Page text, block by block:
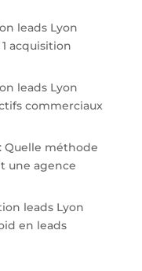
leads Lyon
acquisition
leads Lyon
commerciaux
Quelle méthode
une agence
leads Lyon
en leads